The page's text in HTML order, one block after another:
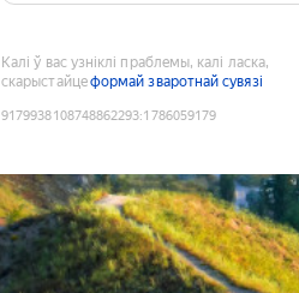
Калі ў вас узніклі праблемы, калі ласка,
скарыстайцеформай зваротнай сувязі
9179938108748862293:1786059179